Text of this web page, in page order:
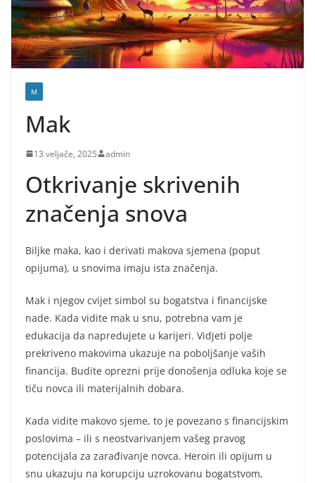
M
Mak
13 veljače, 2025 admin
Otkrivanje skrivenih
značenja snova
Biljke maka, kao i derivati makova sjemena (poput
opijuma), u snovima imaju ista značenja.
Mak i njegov cvijet simbol su bogatstva i financijske
nade. Kada vidite mak u snu, potrebna vam je
edukacija da napredujete u karijeri. Vidjeti polje
prekriveno makovima ukazuje na poboljšanje vaših
financija. Budite oprezni prije donošenja odluka koje se
tiču novca ili materijalnih dobara.
Kada vidite makovo sjeme, to je povezano s financijskim
poslovima – ili s neostvarivanjem vašeg pravog
potencijala za zarađivanje novca. Heroin ili opijum u
snu ukazuju na korupciju uzrokovanu bogatstvom,